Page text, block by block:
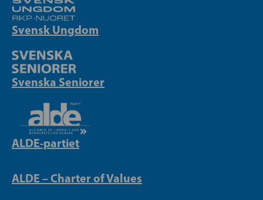
Svensk Ungdom
Svenska Seniorer
ALDE-partiet
ALDE – Charter of Values